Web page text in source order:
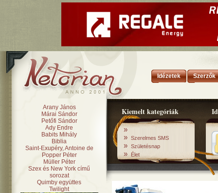
Idézetek Szerzők
Kiemelt kategóriák
»
» Szerelmes SMS
» Születésnap
» Élet
Arany János
Márai Sándor
Petőfi Sándor
Ady Endre
Babits Mihály
Biblia
Saint-Exupéry, Antoine de
Popper Péter
Müller Péter
Szex és New York című
sorozat
Quimby együttes
Twilight